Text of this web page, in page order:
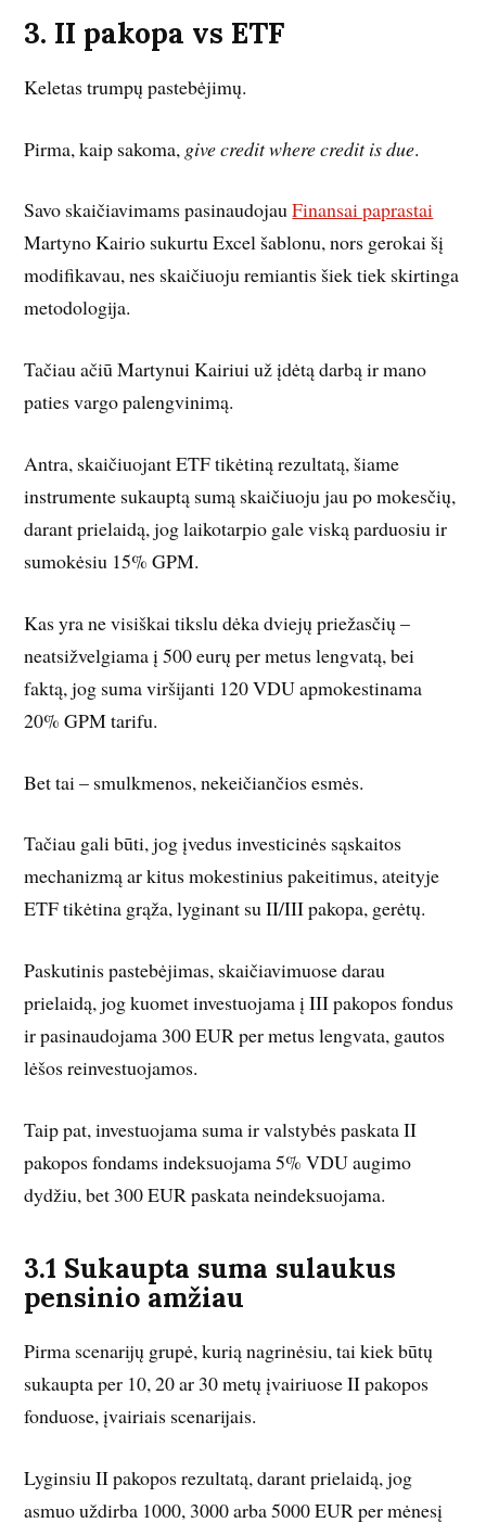
3. II pakopa vs ETF
Keletas trumpų pastebėjimų.
Pirma, kaip sakoma, give credit where credit is due.
Savo skaičiavimams pasinaudojauFinansai paprastai
Martyno Kairio sukurtu Excel šablonu, nors gerokai šį
modifikavau, nes skaičiuoju remiantis šiek tiek skirtinga
metodologija.
Tačiau ačiū Martynui Kairiui už įdėtą darbą ir mano
paties vargo palengvinimą.
Antra, skaičiuojant ETF tikėtiną rezultatą, šiame
instrumente sukauptą sumą skaičiuoju jau po mokesčių,
darant prielaidą, jog laikotarpio gale viską parduosiu ir
sumokėsiu 15% GPM.
Kas yra ne visiškai tikslu dėka dviejų priežasčių –
neatsižvelgiama į 500 eurų per metus lengvatą, bei
faktą, jog suma viršijanti 120 VDU apmokestinama
20% GPM tarifu.
Bet tai – smulkmenos, nekeičiančios esmės.
Tačiau gali būti, jog įvedus investicinės sąskaitos
mechanizmą ar kitus mokestinius pakeitimus, ateityje
ETF tikėtina grąža, lyginant su II/III pakopa, gerėtų.
Paskutinis pastebėjimas, skaičiavimuose darau
prielaidą, jog kuomet investuojama į III pakopos fondus
ir pasinaudojama 300 EUR per metus lengvata, gautos
lėšos reinvestuojamos.
Taip pat, investuojama suma ir valstybės paskata II
pakopos fondams indeksuojama 5% VDU augimo
dydžiu, bet 300 EUR paskata neindeksuojama.
3.1 Sukaupta suma sulaukus
pensinio amžiau
Pirma scenarijų grupė, kurią nagrinėsiu, tai kiek būtų
sukaupta per 10, 20 ar 30 metų įvairiuose II pakopos
fonduose, įvairiais scenarijais.
Lyginsiu II pakopos rezultatą, darant prielaidą, jog
asmuo uždirba 1000, 3000 arba 5000 EUR per mėnesį